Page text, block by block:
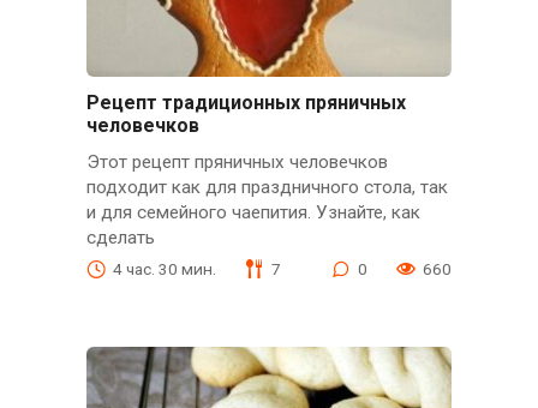
Рецепт традиционных пряничных
человечков
Этот рецепт пряничных человечков
подходит как для праздничного стола, так
и для семейного чаепития. Узнайте, как
сделать
4 час. 30 мин. 7 0 660